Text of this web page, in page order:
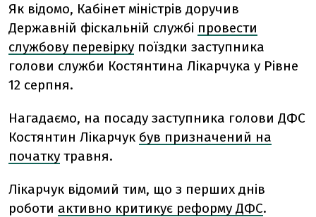
Як відомо, Кабінет міністрів доручив
Державній фіскальній службі провести
службову перевірку поїздки заступника
голови служби Костянтина Лікарчука у Рівне
12 серпня.
Нагадаємо, на посаду заступника голови ДФС
Костянтин Лікарчук був призначений на
початку травня.
Лікарчук відомий тим, що з перших днів
роботи активно критикує реформу ДФС.